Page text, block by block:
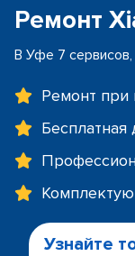
Ремонт
В Уфе 7
Ремонт при
Бесплатная
Узнайте